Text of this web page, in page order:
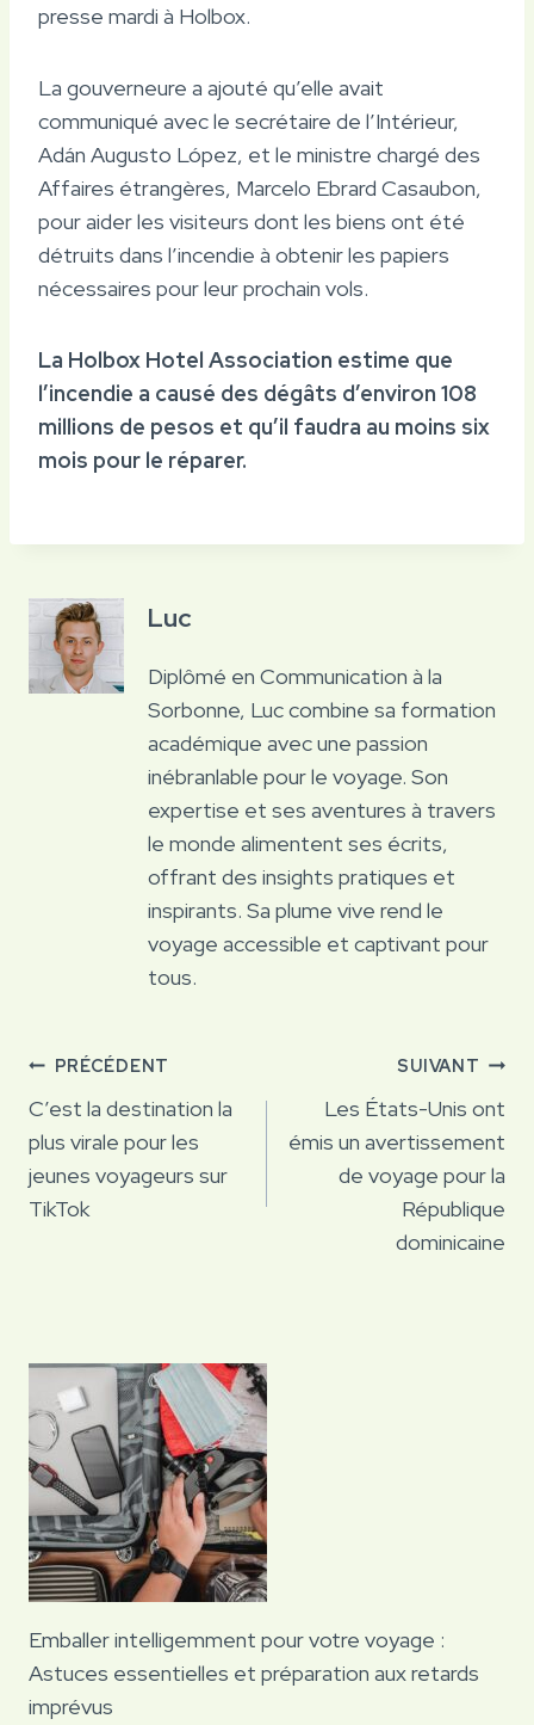
presse mardi à Holbox.
La gouverneure a ajouté qu’elle avait
communiqué avec le secrétaire de l’Intérieur,
Adán Augusto López, et le ministre chargé des
Affaires étrangères, Marcelo Ebrard Casaubon,
pour aider les visiteurs dont les biens ont été
détruits dans l’incendie à obtenir les papiers
nécessaires pour leur prochain vols.
La Holbox Hotel Association estime que
l’incendie a causé des dégâts d’environ 108
millions de pesos et qu’il faudra au moins six
mois pour le réparer.
Luc
Diplômé en Communication à la
Sorbonne, Luc combine sa formation
académique avec une passion
inébranlable pour le voyage. Son
expertise et ses aventures à travers
le monde alimentent ses écrits,
offrant des insights pratiques et
inspirants. Sa plume vive rend le
voyage accessible et captivant pour
tous.
Navigation
de
l’article
PRÉCÉDENT
C’est la destination la
plus virale pour les
jeunes voyageurs sur
TikTok
SUIVANT
Les États-Unis ont
émis un avertissement
de voyage pour la
République
dominicaine
Emballer intelligemment pour votre voyage :
Astuces essentielles et préparation aux retards
imprévus